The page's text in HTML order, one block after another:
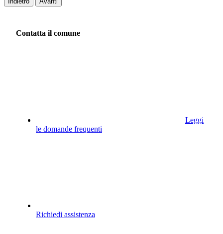
Contatta il comune
Leggi
le domande frequenti
Richiedi assistenza